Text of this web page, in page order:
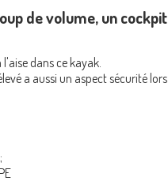
de volume, un
dans ce kayak.
a aussi un aspect sécurité